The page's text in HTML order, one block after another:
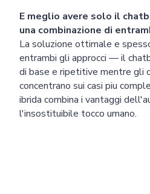
E meglio avere solo il
una combinazione di
La soluzione ottimale e
entrambi gli approcci — il
di base e ripetitive mentre gli
concentrano sui casi piu
ibrida combina i vantaggi
l'insostituibile tocco umano.